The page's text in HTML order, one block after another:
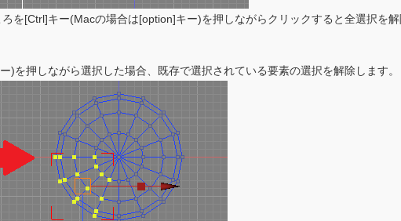
を[Ctrl]キー(Macの場合は[option]キー)を押しながらクリックすると全選択を解
を押しながら選択した場合、既存で選択されている要素の選択を解除します。